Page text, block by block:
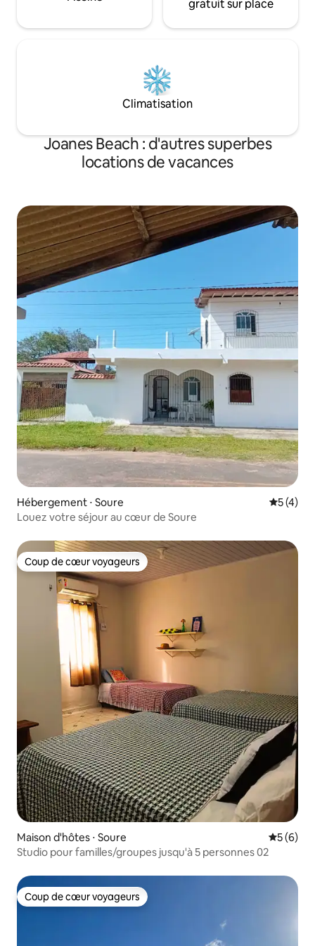
gratuit sur place
Climatisation
Joanes Beach : d'autres superbes
locations de vacances
Hébergement ⋅ Soure
5 (4)
Louez votre séjour au cœur de Soure
Coup de cœur voyageurs
Coup de cœur voyageurs
Maison d'hôtes ⋅ Soure
5 (6)
Studio pour familles/groupes jusqu'à 5 personnes 02
Coup de cœur voyageurs
Coup de cœur voyageurs